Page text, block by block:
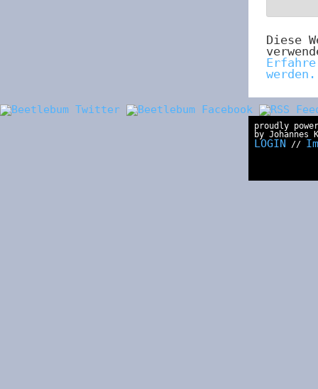
Diese
werden.
proudly
by Johannes
LOGIN //